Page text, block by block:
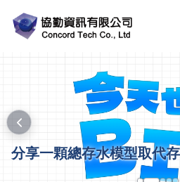
分享一顆總存水模型取代